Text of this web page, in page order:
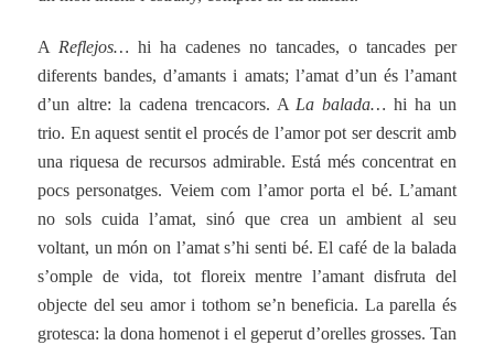
A Reflejos… hi ha cadenes no tancades, o tancades per
diferents bandes, d’amants i amats; l’amat d’un és l’amant
d’un altre: la cadena trencacors. A La balada… hi ha un
trio. En aquest sentit el procés de l’amor pot ser descrit amb
una riquesa de recursos admirable. Está més concentrat en
pocs personatges. Veiem com l’amor porta el bé. L’amant
no sols cuida l’amat, sinó que crea un ambient al seu
voltant, un món on l’amat s’hi senti bé. El café de la balada
s’omple de vida, tot floreix mentre l’amant disfruta del
objecte del seu amor i tothom se’n beneficia. La parella és
grotesca: la dona homenot i el geperut d’orelles grosses. Tan